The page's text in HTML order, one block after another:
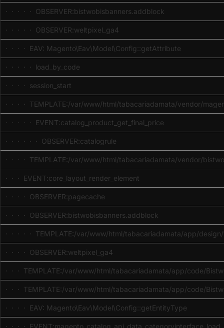
· · · · · OBSERVER:bistwobisbanners.addblock
· · · · · OBSERVER:weltpixel_ga4
· · · · EAV: Magento\Eav\Model\Config::getAttribute
· · · · · load_by_code
· · · · session_start
· · · · TEMPLATE:/var/www/html/tabacariadamata/vendor/
· · · · · EVENT:catalog_product_get_final_price
· · · · · · OBSERVER:catalogrule
· · · · TEMPLATE:/var/www/html/tabacariadamata/vendor/
· · · EVENT:core_layout_render_element
· · · · OBSERVER:pagecache
· · · · OBSERVER:bistwobisbanners.addblock
· · · · · TEMPLATE:/var/www/html/tabacariadamata/app/
· · · · OBSERVER:weltpixel_ga4
· · · TEMPLATE:/var/www/html/tabacariadamata/app/code/
· · · TEMPLATE:/var/www/html/tabacariadamata/app/code/
· · · · EAV: Magento\Eav\Model\Config::getEntityType
· · · ·